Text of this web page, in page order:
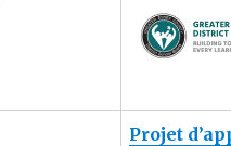
Projet